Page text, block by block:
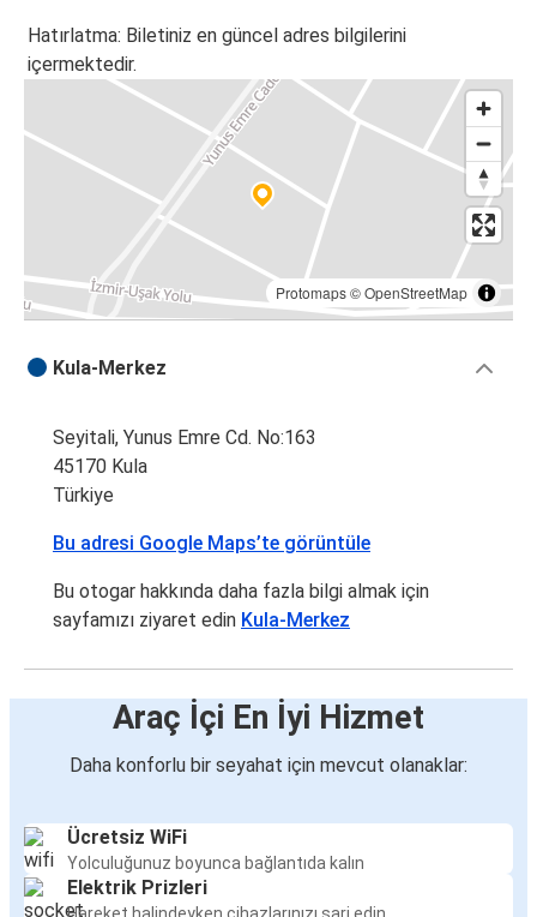
Hatırlatma: Biletiniz en güncel adres bilgilerini
içermektedir.
Protomaps©OpenStreetMap
Kula-Merkez
Seyitali, Yunus Emre Cd. No:163
45170 Kula
Türkiye
Bu adresi Google Maps’te görüntüle
Bu otogar hakkında daha fazla bilgi almak için
sayfamızı ziyaret edin Kula-Merkez
Araç İçi En İyi Hizmet
Daha konforlu bir seyahat için mevcut olanaklar:
Ücretsiz WiFi
Yolculuğunuz boyunca bağlantıda kalın
Elektrik Prizleri